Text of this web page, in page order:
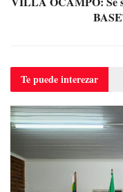
Te puedeinterezar